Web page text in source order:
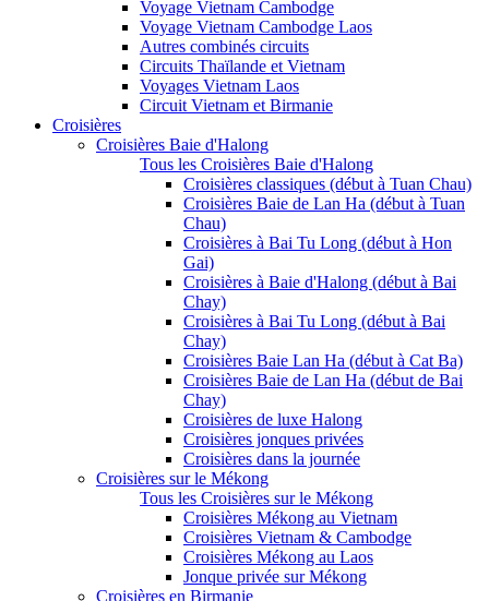
Voyage Vietnam Cambodge
Voyage Vietnam Cambodge Laos
Autres combinés circuits
Circuits Thaïlande et Vietnam
Voyages Vietnam Laos
Circuit Vietnam et Birmanie
Croisières
Croisières Baie d'Halong
Tous les Croisières Baie d'Halong
Croisières classiques (début à Tuan Chau)
Croisières Baie de Lan Ha (début à Tuan
Chau)
Croisières à Bai Tu Long (début à Hon
Gai)
Croisières à Baie d'Halong (début à Bai
Chay)
Croisières à Bai Tu Long (début à Bai
Chay)
Croisières Baie Lan Ha (début à Cat Ba)
Croisières Baie de Lan Ha (début de Bai
Chay)
Croisières de luxe Halong
Croisières jonques privées
Croisières dans la journée
Croisières sur le Mékong
Tous les Croisières sur le Mékong
Croisières Mékong au Vietnam
Croisières Vietnam & Cambodge
Croisières Mékong au Laos
Jonque privée sur Mékong
Croisières en Birmanie